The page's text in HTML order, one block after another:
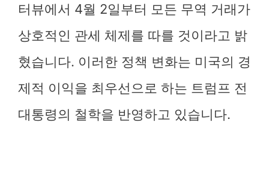
터뷰에서 4월 2일부터 모든 무역 거래가
상호적인 관세 체제를 따를 것이라고 밝
혔습니다. 이러한 정책 변화는 미국의 경
제적 이익을 최우선으로 하는 트럼프 전
대통령의 철학을 반영하고 있습니다.